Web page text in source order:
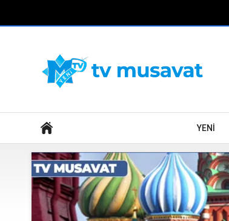
YENİ